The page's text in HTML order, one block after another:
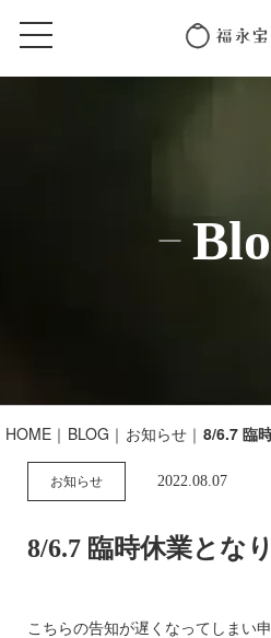
HOME BLOG お知らせ 8/6.7 臨
お知らせ 2022.08.07
8/6.7 臨時休業とな
こちらの告知が遅くなってしまい